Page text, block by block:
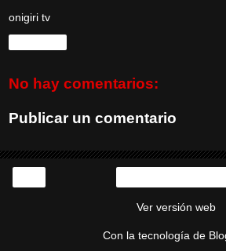
onigiri tv
No hay comentarios:
Publicar un comentario
Ver versión web
Con la tecnología de